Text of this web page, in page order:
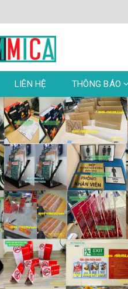
LIÊN HỆ THÔNG BÁO